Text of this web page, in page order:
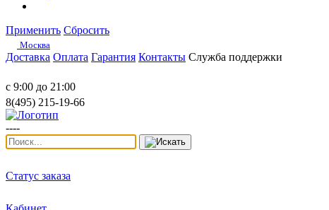
Применить Сбросить
Москва
Доставка Оплата Гарантия Контакты Служба поддержки
с 9:00 до 21:00
8(495) 215-19-66
----
Статус заказа